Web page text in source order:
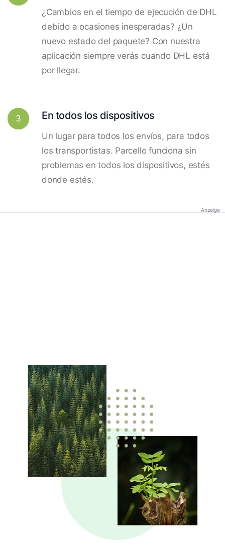
¿Cambios en el tiempo de ejecución de DHL
debido a ocasiones inesperadas? ¿Un
nuevo estado del paquete? Con nuestra
aplicación siempre verás cuando DHL está
por llegar.
3 En todos los dispositivos
Un lugar para todos los envíos, para todos
los transportistas. Parcello funciona sin
problemas en todos los dispositivos, estés
donde estés.
Anzeige